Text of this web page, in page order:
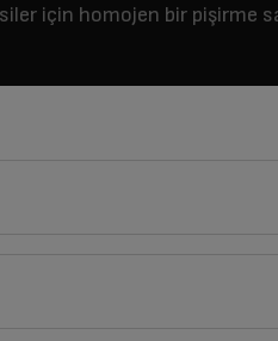
için homojen bir pişirme